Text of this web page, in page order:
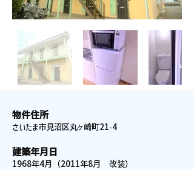
物件住所
さいたま市見沼区丸ヶ崎町21-4
建築年月日
1968年4月（2011年8月 改装）